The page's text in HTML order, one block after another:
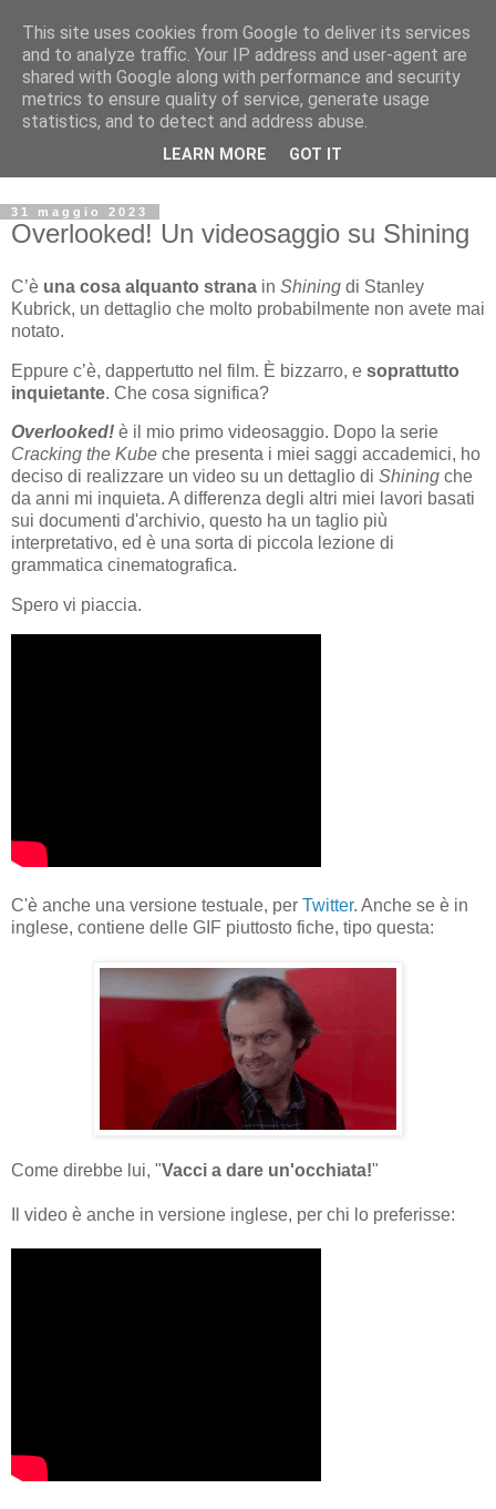
Archivio Kubrick: Blog
Commenti e notizie su Stanley Kubrick.
Segnalazione di eventi, nuovi libri in uscita, recensioni,
mostre e appuntamenti.
31 maggio 2023
Overlooked! Un videosaggio su Shining
C’è una cosa alquanto strana in Shining di Stanley
Kubrick, un dettaglio che molto probabilmente non avete mai
notato.
Eppure c’è, dappertutto nel film. È bizzarro, e soprattutto
inquietante. Che cosa significa?
Overlooked! è il mio primo videosaggio. Dopo la serie
Cracking the Kube che presenta i miei saggi accademici, ho
deciso di realizzare un video su un dettaglio di Shining che
da anni mi inquieta. A differenza degli altri miei lavori basati
sui documenti d'archivio, questo ha un taglio più
interpretativo, ed è una sorta di piccola lezione di
grammatica cinematografica.
Spero vi piaccia.
C'è anche una versione testuale, per Twitter. Anche se è in
inglese, contiene delle GIF piuttosto fiche, tipo questa:
Come direbbe lui, "Vacci a dare un'occhiata!"
Il video è anche in versione inglese, per chi lo preferisse:
This site uses cookies from Google to deliver its services
and to analyze traffic. Your IP address and user-agent are
shared with Google along with performance and security
metrics to ensure quality of service, generate usage
statistics, and to detect and address abuse.
LEARN MORE GOT IT